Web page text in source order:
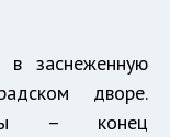
заснеженную
дворе.
– конец